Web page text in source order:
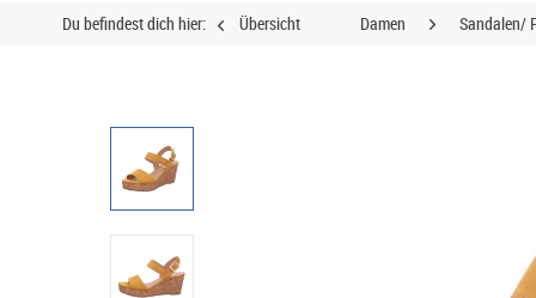
Du befindest dich hier: Übersicht Damen Sandalen/